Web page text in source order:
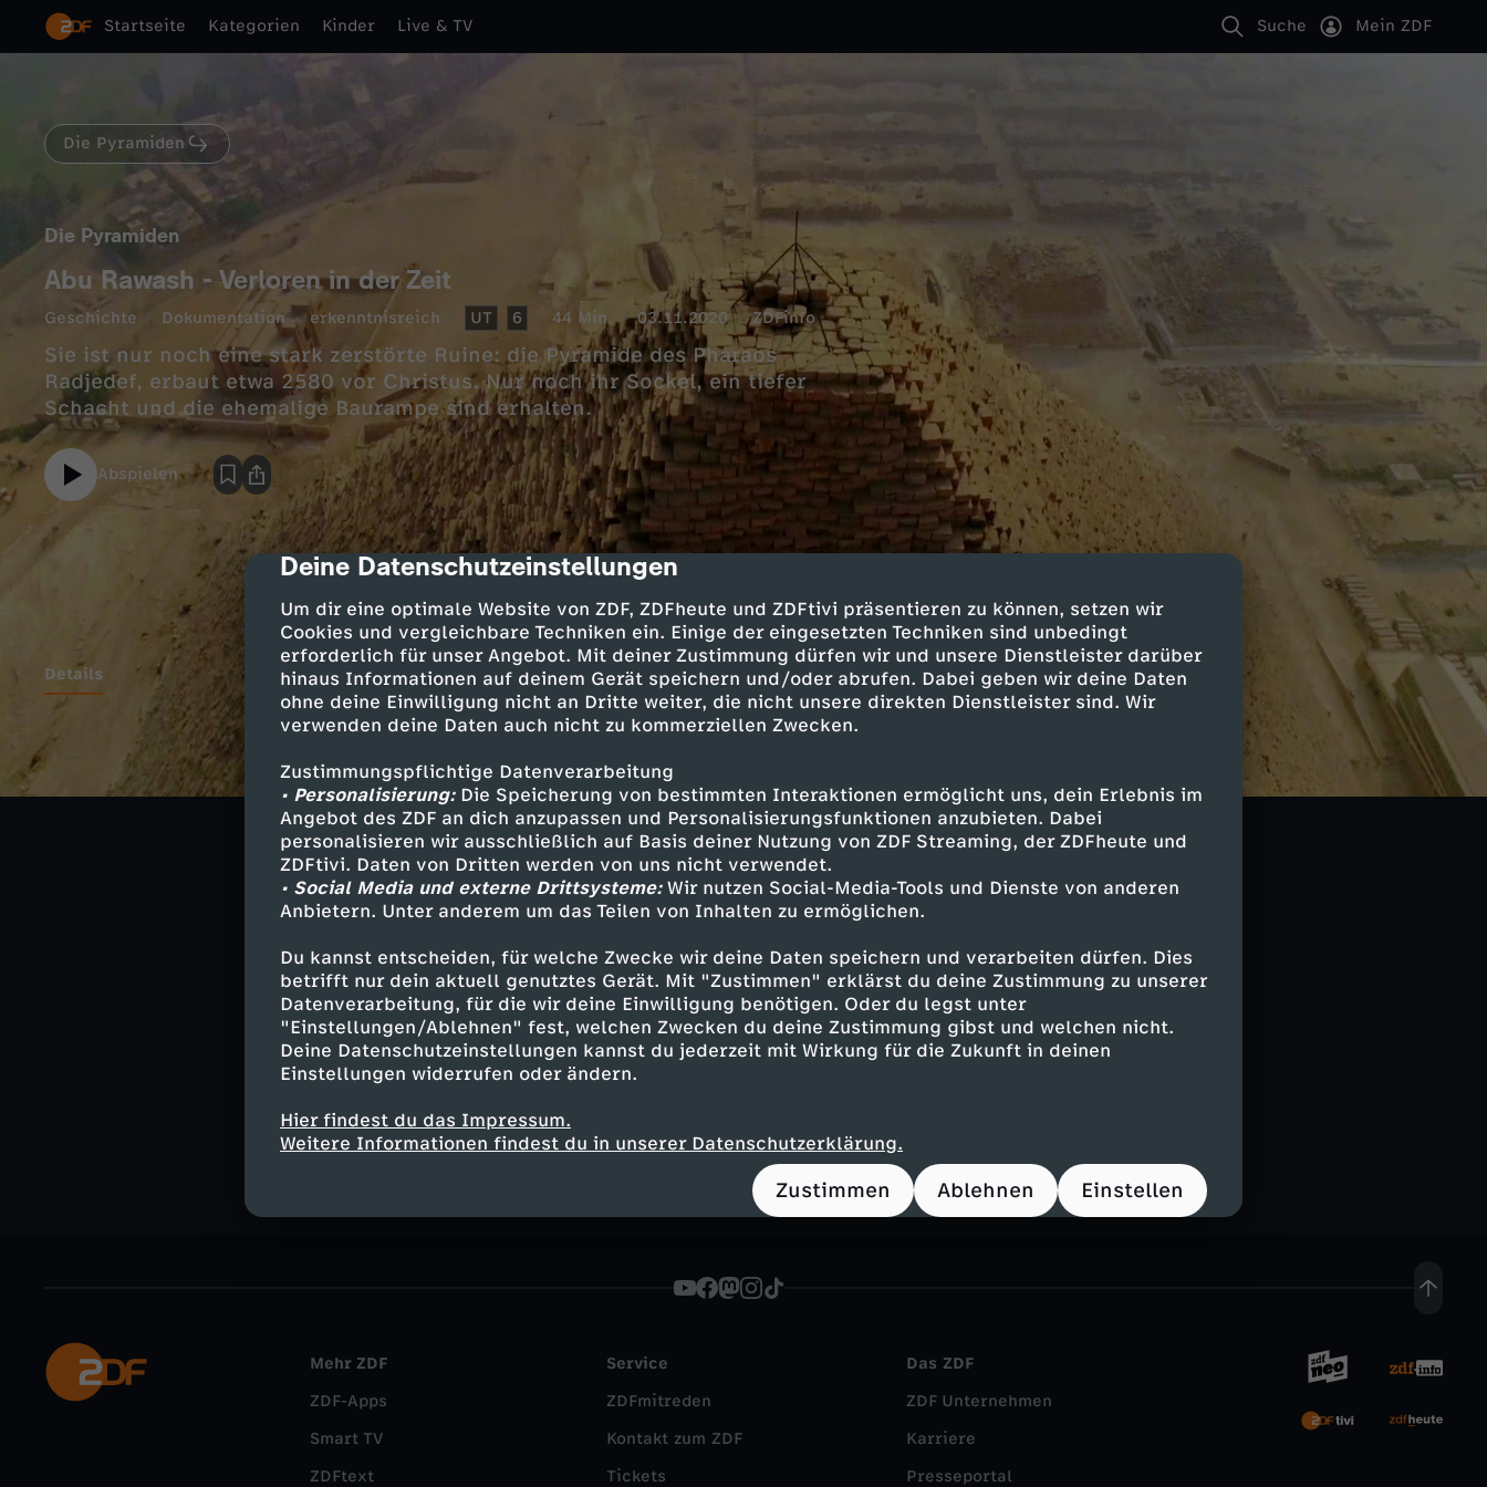
cmp-dialog-description
Deine Datenschutzeinstellungen
Um dir eine optimale Website von ZDF, ZDFheute und ZDFtivi präsentieren zu können, setzen wir
Cookies und vergleichbare Techniken ein. Einige der eingesetzten Techniken sind unbedingt
erforderlich für unser Angebot. Mit deiner Zustimmung dürfen wir und unsere Dienstleister darüber
hinaus Informationen auf deinem Gerät speichern und/oder abrufen. Dabei geben wir deine Daten
ohne deine Einwilligung nicht an Dritte weiter, die nicht unsere direkten Dienstleister sind. Wir
verwenden deine Daten auch nicht zu kommerziellen Zwecken.
Zustimmungspflichtige Datenverarbeitung
• Personalisierung:Die Speicherung von bestimmten Interaktionen ermöglicht uns, dein Erlebnis im
Angebot des ZDF an dich anzupassen und Personalisierungsfunktionen anzubieten. Dabei
personalisieren wir ausschließlich auf Basis deiner Nutzung von ZDF Streaming, der ZDFheute und
ZDFtivi. Daten von Dritten werden von uns nicht verwendet.
• Social Media und externe Drittsysteme:Wir nutzen Social-Media-Tools und Dienste von anderen
Anbietern. Unter anderem um das Teilen von Inhalten zu ermöglichen.
Du kannst entscheiden, für welche Zwecke wir deine Daten speichern und verarbeiten dürfen. Dies
betrifft nur dein aktuell genutztes Gerät. Mit "Zustimmen" erklärst du deine Zustimmung zu unserer
Datenverarbeitung, für die wir deine Einwilligung benötigen. Oder du legst unter
"Einstellungen/Ablehnen" fest, welchen Zwecken du deine Zustimmung gibst und welchen nicht.
Deine Datenschutzeinstellungen kannst du jederzeit mit Wirkung für die Zukunft in deinen
Einstellungen widerrufen oder ändern.
Hier findest du das Impressum.
Weitere Informationen findest du in unserer Datenschutzerklärung.
Zustimmen Ablehnen Einstellen
Startseite Kategorien Kinder Live & TV Suche Mein ZDF
Die Pyramiden
Die Pyramiden
Abu Rawash - Verloren in der Zeit
Geschichte Dokumentation erkenntnisreich UT 6 44 Min. 03.11.2020 ZDFinfo
Sie ist nur noch eine stark zerstörte Ruine: die Pyramide des Pharaos
Radjedef, erbaut etwa 2580 vor Christus. Nur noch ihr Sockel, ein tiefer
Schacht und die ehemalige Baurampe sind erhalten.
Abspielen
Details
der Vogelperspektive kann man direkt in das Innere der Pyramide schauen. So
ist es möglich, die unterschiedlichen Bauphasen zu studieren und
Erkenntnisse über den Bau von Grabkammern zu gewinnen.
Mithilfe modernster Technologien versuchen Forscher, die Geheimnisse der
Radjedef-Pyramide zu entschlüsseln.
Ähnliche Inhalte entdecken
Geschichte Dokumentation
Die Pyramiden
Mehr ZDF
ZDF-Apps
Smart TV
ZDFtext
Service
ZDFmitreden
Kontakt zum ZDF
Tickets
Das ZDF
ZDF Unternehmen
Karriere
Presseportal